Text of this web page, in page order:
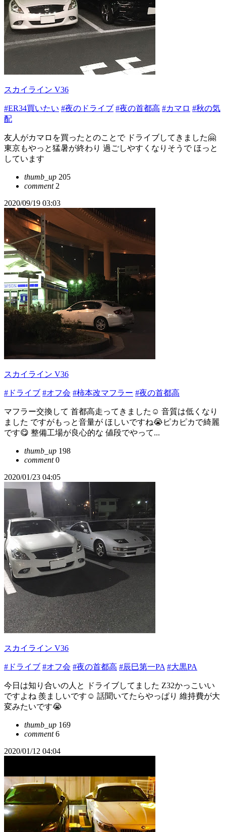
スカイライン V36
#ER34買いたい #夜のドライブ #夜の首都高 #カマロ #秋の気
配
友人がカマロを買ったとのことで ドライブしてきました🤗
東京もやっと猛暑が終わり 過ごしやすくなりそうで ほっと
しています
thumb_up 205
comment2
2020/09/19 03:03
スカイライン V36
#ドライブ #オフ会 #柿本改マフラー #夜の首都高
マフラー交換して 首都高走ってきました☺️ 音質は低くなり
ました ですがもっと音量が ほしいですね😭ピカピカで綺麗
です😋 整備工場が良心的な 値段でやって...
thumb_up 198
comment0
2020/01/23 04:05
スカイライン V36
#ドライブ #オフ会 #夜の首都高 #辰巳第一PA #大黒PA
今日は知り合いの人と ドライブしてました Z32かっこいい
ですよね 羨ましいです☺️ 話聞いてたらやっぱり 維持費が大
変みたいです😭
thumb_up 169
comment6
2020/01/12 04:04